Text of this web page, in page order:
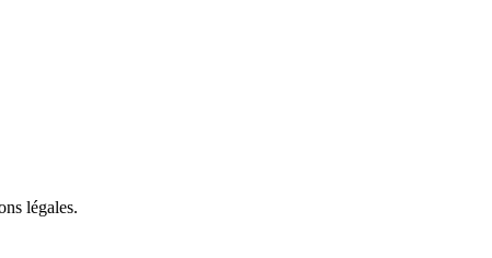
légales.